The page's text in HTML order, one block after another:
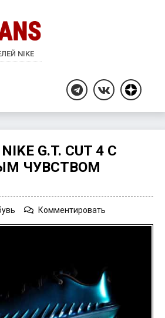
NIKE
TelegramВКонтакте
Дзен
G.T. CUT 4 С
ЧУВСТВОМ
Комментировать
4
с
улучшенным
чувством